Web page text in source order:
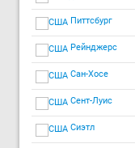
Питтсбург
Рейнджерс
Сан-Хосе
Сент-Луис
Сиэтл